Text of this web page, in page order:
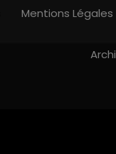
Mentions Légales